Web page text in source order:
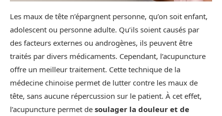
Les maux de tête n’épargnent personne, qu’on soit enfant,
adolescent ou personne adulte. Qu’ils soient causés par
des facteurs externes ou androgènes, ils peuvent être
traités par divers médicaments. Cependant, l’acupuncture
offre un meilleur traitement. Cette technique de la
médecine chinoise permet de lutter contre les maux de
tête, sans aucune répercussion sur le patient. À cet effet,
l’acupuncture permet de soulager la douleur et de